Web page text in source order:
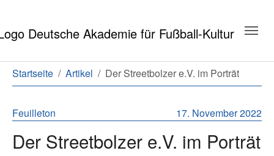
Sie sind hier:
Startseite Artikel Der Streetbolzer e.V. im Porträt
17. November 2022
Feuilleton
Der Streetbolzer e.V. im Porträt